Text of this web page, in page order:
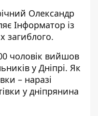
Олександр
Інформатор із
загиблого.
чоловік вийшов
у Дніпрі. Як
– наразі
у дніпрянина